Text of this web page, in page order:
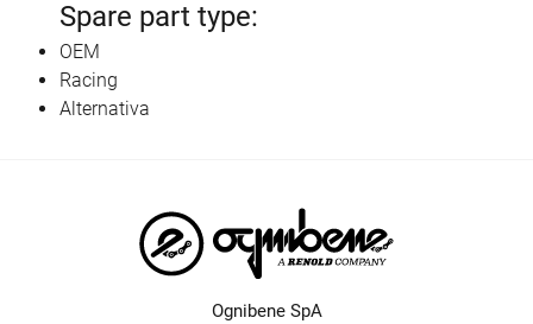
Spare part type:
OEM
Racing
Alternativa
Ognibene SpA